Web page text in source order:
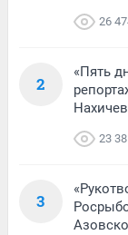
26
2
«Пять
23
3